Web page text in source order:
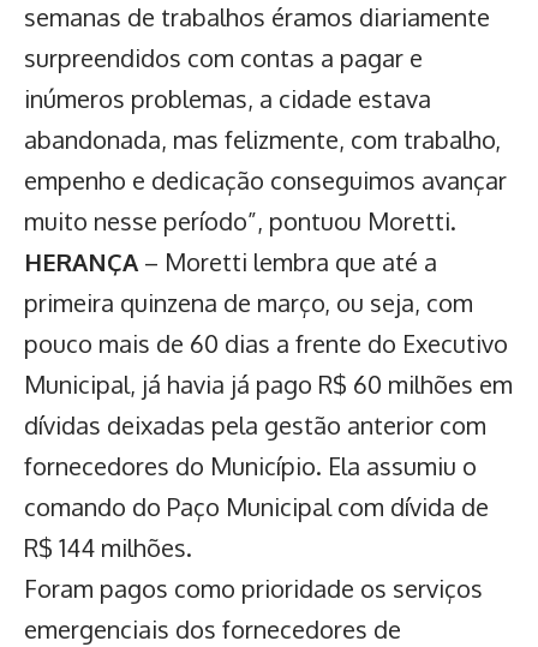
semanas de trabalhos éramos diariamente
surpreendidos com contas a pagar e
inúmeros problemas, a cidade estava
abandonada, mas felizmente, com trabalho,
empenho e dedicação conseguimos avançar
muito nesse período”, pontuou Moretti.
HERANÇA – Moretti lembra que até a
primeira quinzena de março, ou seja, com
pouco mais de 60 dias a frente do Executivo
Municipal, já havia já pago R$ 60 milhões em
dívidas deixadas pela gestão anterior com
fornecedores do Município. Ela assumiu o
comando do Paço Municipal com dívida de
R$ 144 milhões.
Foram pagos como prioridade os serviços
emergenciais dos fornecedores de